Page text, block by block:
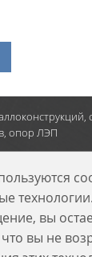
опор ЛЭП
шоссе,
вы
что вы не